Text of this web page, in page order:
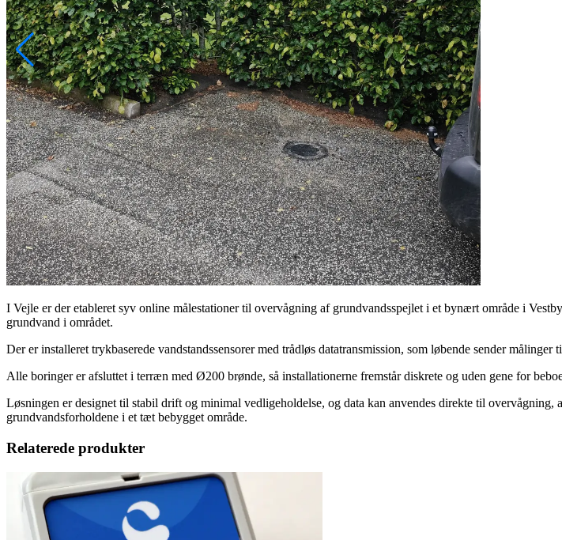
I Vejle er der etableret syv online målestationer til overvågning af grundvandsspejlet i et bynært område i
grundvand i området.
Der er installeret trykbaserede vandstandssensorer med trådløs datatransmission, som løbende sender
Alle boringer er afsluttet i terræn med Ø200 brønde, så installationerne fremstår diskrete og uden gene for
Løsningen er designet til stabil drift og minimal vedligeholdelse, og data kan anvendes direkte til
grundvandsforholdene i et tæt bebygget område.
Relaterede produkter